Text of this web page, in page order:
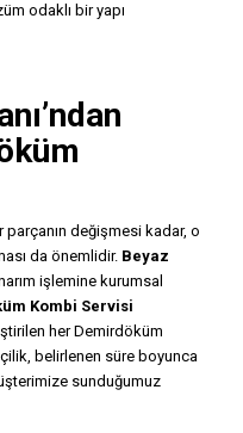
odaklı bir yapı
parçanın değişmesi kadar, o
da önemlidir. Beyaz
işlemine kurumsal
Kombi Servisi
her Demirdöküm
belirlenen süre boyunca
sunduğumuz